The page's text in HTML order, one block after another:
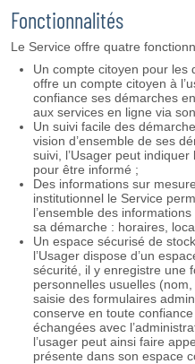
Fonctionnalités
Le Service offre quatre
Un compte citoyen pour les
offre un compte citoyen à
confiance ses démarches
aux services en ligne via
Un suivi facile des
vision d’ensemble de ses
suivi, l’Usager peut
pour être informé ;
Des informations sur
institutionnel le Service
l’ensemble des
sa démarche : horaires,
Un espace sécurisé de
l’Usager dispose d’un
sécurité, il y enregistre une
personnelles usuelles
saisie des formulaires
conserve en toute
échangées avec
l’usager peut ainsi faire
présente dans son espace